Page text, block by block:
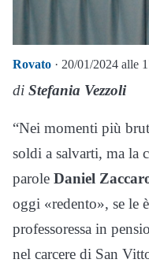
Rovato · 20/01/2024 alle
di Stefania Vezzoli
“Nei momenti più
soldi a salvarti, ma la
parole Daniel
oggi «redento», se le
professoressa in
nel carcere di San